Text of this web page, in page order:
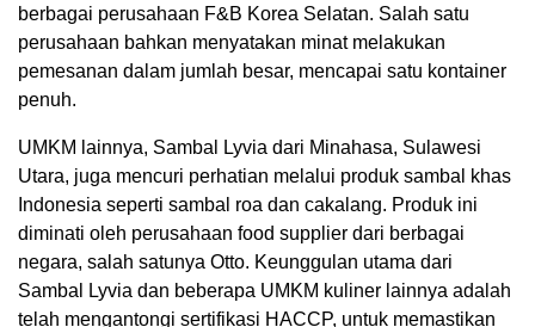
berbagai perusahaan F&B Korea Selatan. Salah satu
perusahaan bahkan menyatakan minat melakukan
pemesanan dalam jumlah besar, mencapai satu kontainer
penuh.
UMKM lainnya, Sambal Lyvia dari Minahasa, Sulawesi
Utara, juga mencuri perhatian melalui produk sambal khas
Indonesia seperti sambal roa dan cakalang. Produk ini
diminati oleh perusahaan food supplier dari berbagai
negara, salah satunya Otto. Keunggulan utama dari
Sambal Lyvia dan beberapa UMKM kuliner lainnya adalah
telah mengantongi sertifikasi HACCP, untuk memastikan